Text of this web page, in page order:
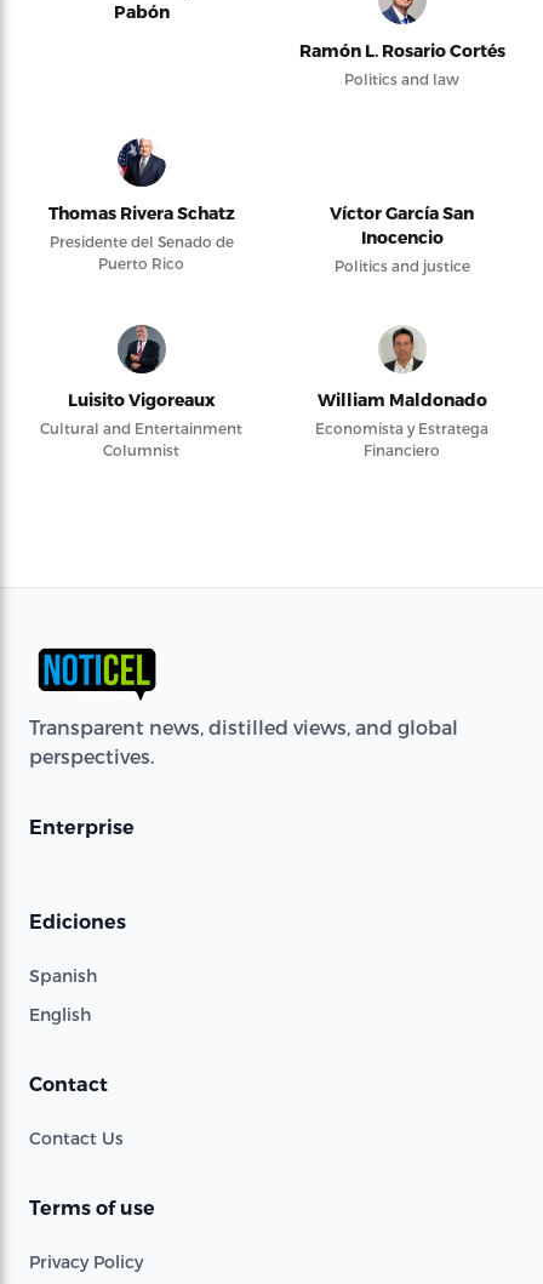
Pabón
Ramón L. Rosario Cortés
Politics and law
Thomas Rivera Schatz
Presidente del Senado de
Puerto Rico
Víctor García San
Inocencio
Politics and justice
Luisito Vigoreaux
Cultural and Entertainment
Columnist
William Maldonado
Economista y Estratega
Financiero
Transparent news, distilled views, and global
perspectives.
Enterprise
Ediciones
Spanish
English
Contact
Contact Us
Terms of use
Privacy Policy